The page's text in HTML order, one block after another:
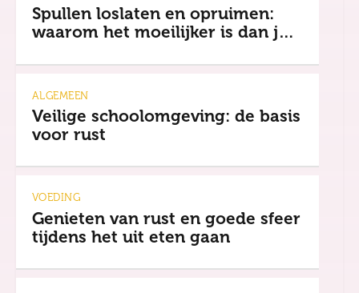
Spullen loslaten en opruimen:
waarom het moeilijker is dan je
ALGEMEEN
Veilige schoolomgeving: de basis
voor rust
VOEDING
Genieten van rust en goede sfeer
tijdens het uit eten gaan